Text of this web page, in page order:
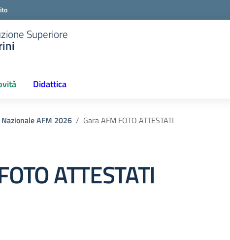
Superiore
Didattica
Nazionale AFM 2026 Gara AFM FOTO ATTESTATI
ATTESTATI